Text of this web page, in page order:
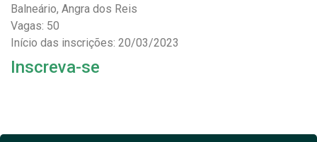
Balneário, Angra dos Reis
Vagas: 50
Início das inscrições: 20/03/2023
Inscreva-se